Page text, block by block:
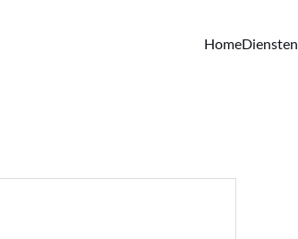
HomeDiensten